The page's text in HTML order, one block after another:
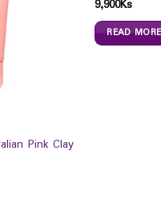
Pink Clay
9,900Ks
READ MORE